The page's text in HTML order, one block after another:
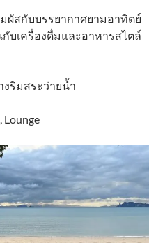
มผัสกับบรรยากาศยามอาทิตย์
บเครื่องดื่มและอาหารสไตล์
งริมสระว่ายน้ำ
Lounge